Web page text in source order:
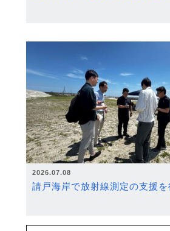
2026.07.08
請戸海岸で放射線測定の支援を